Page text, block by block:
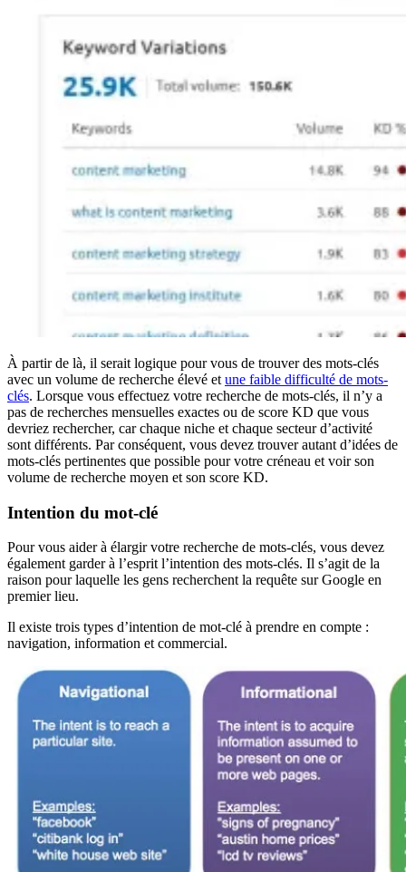
À partir de là, il serait logique pour vous de trouver des mots-clés
avec un volume de recherche élevé et une faible difficulté de mots-
clés. Lorsque vous effectuez votre recherche de mots-clés, il n’y a
pas de recherches mensuelles exactes ou de score KD que vous
devriez rechercher, car chaque niche et chaque secteur d’activité
sont différents. Par conséquent, vous devez trouver autant d’idées de
mots-clés pertinentes que possible pour votre créneau et voir son
volume de recherche moyen et son score KD.
Intention du mot-clé
Pour vous aider à élargir votre recherche de mots-clés, vous devez
également garder à l’esprit l’intention des mots-clés. Il s’agit de la
raison pour laquelle les gens recherchent la requête sur Google en
premier lieu.
Il existe trois types d’intention de mot-clé à prendre en compte :
navigation, information et commercial.